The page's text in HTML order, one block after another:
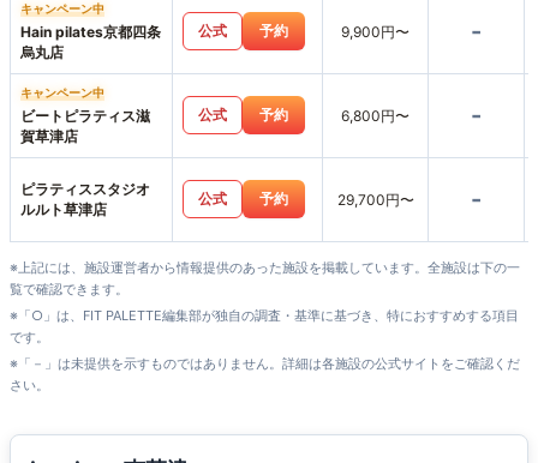
キャンペーン中
Hain pilates京都四条
烏丸店
公式 予約 9,900円〜 -
キャンペーン中
ビートピラティス滋
賀草津店
公式 予約 6,800円〜 -
ピラティススタジオ
ルルト草津店
公式 予約 29,700円〜 -
※上記には、施設運営者から情報提供のあった施設を掲載しています。全施設は下の一
覧で確認できます。
※「○」は、FIT PALETTE編集部が独自の調査・基準に基づき、特におすすめする項目
です。
※「－」は未提供を示すものではありません。詳細は各施設の公式サイトをご確認くだ
さい。